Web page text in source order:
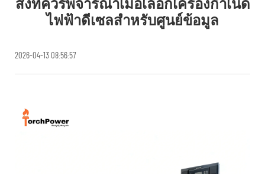
สิ่งที่ควรพิจารณาเมื่อเลือกเครื่องกำเนิด
ไฟฟ้าดีเซลสำหรับศูนย์ข้อมูล
2026-04-13 08:56:57